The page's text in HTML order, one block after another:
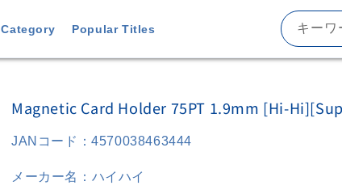
Category Popular Titles キーワ
Magnetic Card Holder 75PT 1.9mm [Hi-
JANコード：4570038463444
メーカー名： ハイハイ